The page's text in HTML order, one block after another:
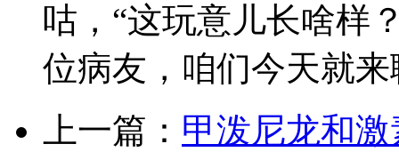
咕，“这玩意儿长啥样
位病友，咱们今天就来
上一篇： 甲泼尼龙和